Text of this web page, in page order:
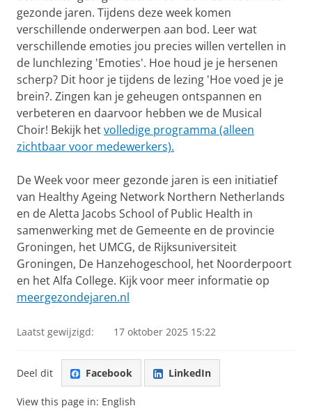
gezonde jaren. Tijdens deze week komen
verschillende onderwerpen aan bod. Leer wat
verschillende emoties jou precies willen vertellen in
de lunchlezing 'Emoties'. Hoe houd je je hersenen
scherp? Dit hoor je tijdens de lezing 'Hoe voed je je
brein?. Zingen kan je geheugen ontspannen en
verbeteren en daarvoor hebben we de Musical
Choir! Bekijk hetvolledige programma (alleen
zichtbaar voor medewerkers).
De Week voor meer gezonde jaren is een initiatief
van Healthy Ageing Network Northern Netherlands
en de Aletta Jacobs School of Public Health in
samenwerking met de Gemeente en de provincie
Groningen, het UMCG, de Rijksuniversiteit
Groningen, De Hanzehogeschool, het Noorderpoort
en het Alfa College. Kijk voor meer informatie op
meergezondejaren.nl
Laatst gewijzigd: 17 oktober 2025 15:22
Deel dit Facebook LinkedIn
View this page in: English